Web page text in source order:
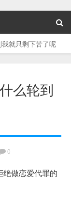
就只剩下苦了呢
么轮到
0
做恋爱代罪的